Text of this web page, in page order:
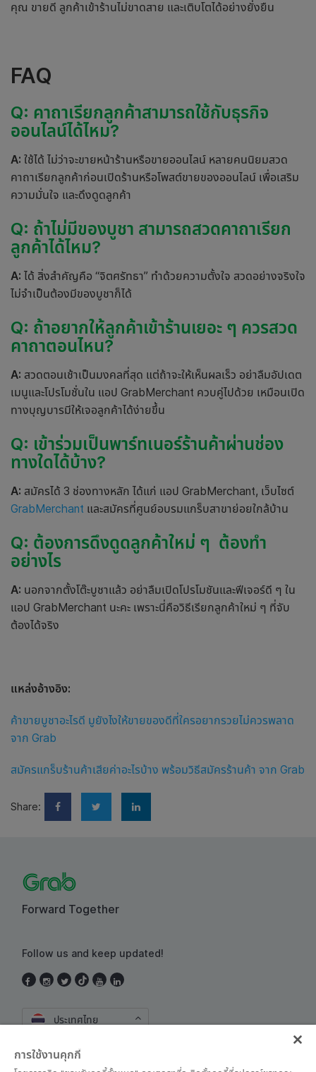
คุณ ขายดี ลูกค้าเข้าร้านไม่ขาดสาย และเติบโตได้อย่างยั่งยืน
FAQ
Q: คาถาเรียกลูกค้าสามารถใช้กับธุรกิจ
ออนไลน์ได้ไหม?
A: ใช้ได้ ไม่ว่าจะขายหน้าร้านหรือขายออนไลน์ หลายคนนิยมสวด
คาถาเรียกลูกค้าก่อนเปิดร้านหรือโพสต์ขายของออนไลน์ เพื่อเสริม
ความมั่นใจ และดึงดูดลูกค้า
Q: ถ้าไม่มีของบูชา สามารถสวดคาถาเรียก
ลูกค้าได้ไหม?
A: ได้ สิ่งสำคัญคือ “จิตศรัทธา” ทำด้วยความตั้งใจ สวดอย่างจริงใจ
ไม่จำเป็นต้องมีของบูชาก็ได้
Q: ถ้าอยากให้ลูกค้าเข้าร้านเยอะ ๆ ควรสวด
คาถาตอนไหน?
A: สวดตอนเช้าเป็นมงคลที่สุด แต่ถ้าจะให้เห็นผลเร็ว อย่าลืมอัปเดต
เมนูและโปรโมชั่นใน แอป GrabMerchant ควบคู่ไปด้วย เหมือนเปิด
ทางบุญบารมีให้เจอลูกค้าได้ง่ายขึ้น
Q: เข้าร่วมเป็นพาร์ทเนอร์ร้านค้าผ่านช่อง
ทางใดได้บ้าง?
A: สมัครได้ 3 ช่องทางหลัก ได้แก่ แอป GrabMerchant, เว็บไซต์
GrabMerchant และสมัครที่ศูนย์อบรมแกร็บสาขาย่อยใกล้บ้าน
Q: ต้องการดึงดูดลูกค้าใหม่ ๆ ต้องทำ
อย่างไร
A: นอกจากตั้งโต๊ะบูชาแล้ว อย่าลืมเปิดโปรโมชันและฟีเจอร์ดี ๆ ใน
แอป GrabMerchant นะคะ เพราะนี่คือวิธีเรียกลูกค้าใหม่ ๆ ที่จับ
ต้องได้จริง
แหล่งอ้างอิง:
ค้าขายบูชาอะไรดี มูยังไงให้ขายของดีที่ใครอยากรวยไม่ควรพลาด
จาก Grab
สมัครแกร็บร้านค้าเสียค่าอะไรบ้าง พร้อมวิธีสมัครร้านค้า จาก Grab
Share:
Forward Together
Follow us and keep updated!
ประเทศไทย
การใช้งานคุกกี้